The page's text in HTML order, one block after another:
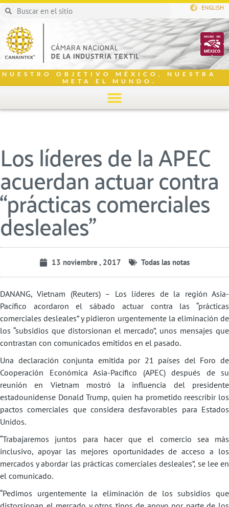
ENGLISH
NUESTRO OBJETIVO MÉXICO, NUESTRA
META EL MUNDO.
Los líderes de la APEC
acuerdan actuar contra
“prácticas comerciales
desleales”
13 noviembre , 2017 Todas las notas
DANANG, Vietnam (Reuters) – Los líderes de la región Asia-
Pacífico acordaron el sábado actuar contra las “prácticas
comerciales desleales” y pidieron urgentemente la eliminación de
los “subsidios que distorsionan el mercado”, unos mensajes que
contrastan con comunicados emitidos en el pasado.
Una declaración conjunta emitida por 21 países del Foro de
Cooperación Económica Asia-Pacífico (APEC) después de su
reunión en Vietnam mostró la influencia del presidente
estadounidense Donald Trump, quien ha prometido reescribir los
pactos comerciales que considera desfavorables para Estados
Unidos.
“Trabajaremos juntos para hacer que el comercio sea más
inclusivo, apoyar las mejores oportunidades de acceso a los
mercados y abordar las prácticas comerciales desleales”, se lee en
el comunicado.
“Pedimos urgentemente la eliminación de los subsidios que